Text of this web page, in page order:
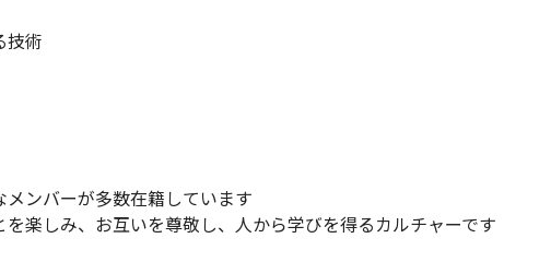
技術
メンバーが多数在籍しています
を楽しみ、お互いを尊敬し、人から学びを得るカルチャーです